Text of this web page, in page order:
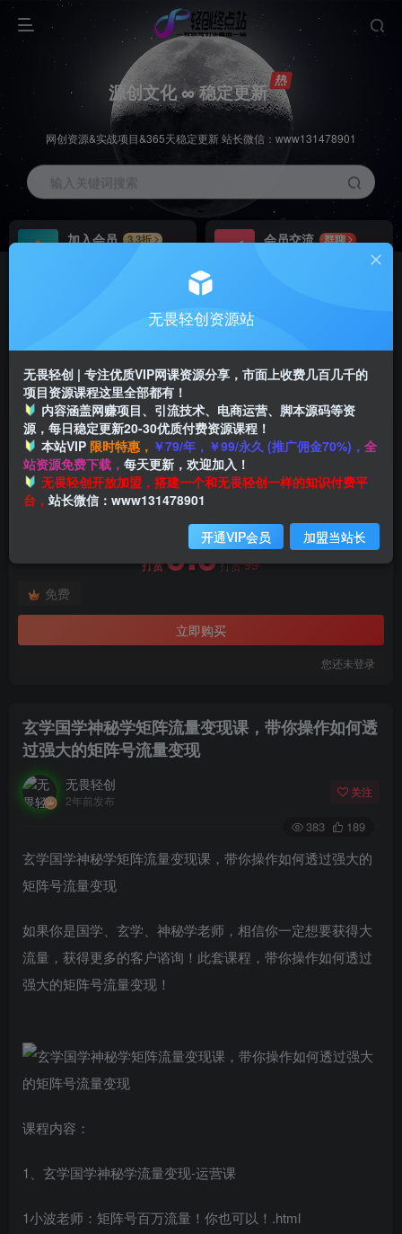
源创文化 ∞ 稳定更新
网创资源&实战项目&365天稳定更新 站长微信：www131478901
输入关键词搜索
加入会员
3.3折
会员交流
群聊
推广返佣高达70%
首页 创业课程 会员免费 正文
此内容为付费阅读，请付费后查看
打赏9.9打赏99
免费
立即购买
您还未登录
付费阅读
玄学国学神秘学矩阵流量变现课，带你操作如何透
过强大的矩阵号流量变现
无畏轻创
2年前发布
关注
383 189
玄学国学神秘学矩阵流量变现课，带你操作如何透过强大的
矩阵号流量变现
如果你是国学、玄学、神秘学老师，相信你一定想要获得大
流量，获得更多的客户谘询！此套课程，带你操作如何透过
强大的矩阵号流量变现！
课程内容：
1、玄学国学神秘学流量变现-运营课
1小波老师：矩阵号百万流量！你也可以！.html
无畏轻创资源站
无畏轻创 | 专注优质VIP网课资源分享，市面上收费几百几千的
项目资源课程这里全部都有！
内容涵盖网赚项目、引流技术、电商运营、脚本源码等资
源，每日稳定更新20-30优质付费资源课程！
本站VIP 限时特惠， ￥79/年，￥99/永久 (推广佣金70%)， 全
站资源免费下载， 每天更新，欢迎加入！
无畏轻创开放加盟，搭建一个和无畏轻创一样的知识付费平
台， 站长微信：www131478901
开通VIP会员 加盟当站长